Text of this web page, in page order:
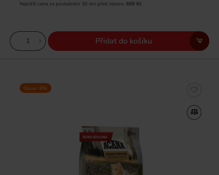
Nejnižší cena za posledních 30 dní před slevou: 669 Kč
Přidat do košíku
Sleva -8%